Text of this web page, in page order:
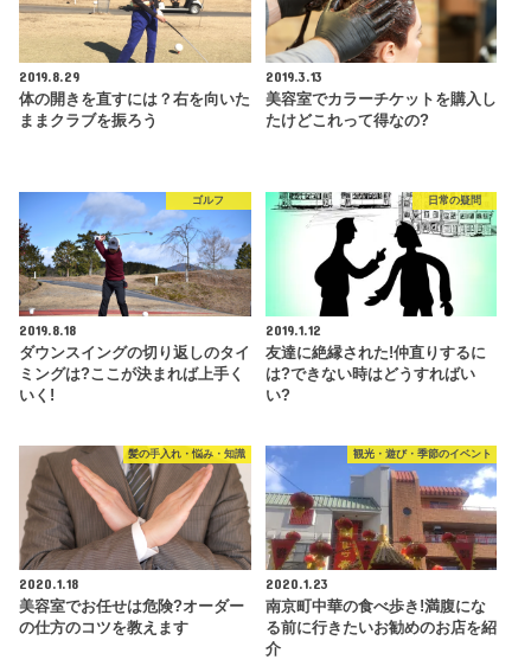
2019.8.29
体の開きを直すには？右を向いた
ままクラブを振ろう
2019.3.13
美容室でカラーチケットを購入し
たけどこれって得なの?
ゴルフ
2019.8.18
ダウンスイングの切り返しのタイ
ミングは?ここが決まれば上手く
いく!
日常の疑問
2019.1.12
友達に絶縁された!仲直りするに
は?できない時はどうすればい
い?
髪の手入れ・悩み・知識
2020.1.18
美容室でお任せは危険?オーダー
の仕方のコツを教えます
観光・遊び・季節のイベント
2020.1.23
南京町中華の食べ歩き!満腹にな
る前に行きたいお勧めのお店を紹
介